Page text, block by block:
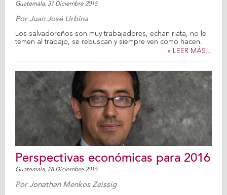
Guatemala, 31 Diciembre 2015
PorJuan José Urbina
Los salvadoreños son muy trabajadores, echan riata, no le
temen al trabajo, se rebuscan y siempre ven como hacen.
» LEER MÁS...
Perspectivas económicas para 2016
Guatemala, 28 Diciembre 2015
PorJonathan Menkos Zeissig